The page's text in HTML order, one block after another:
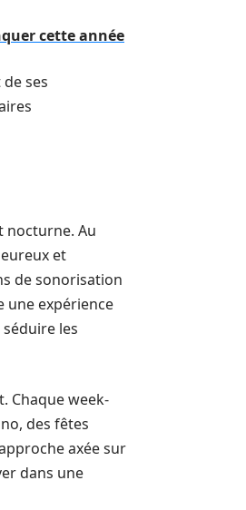
cette année
ses
nocturne. Au
et
de sonorisation
une expérience
les
Chaque week-
des fêtes
axée sur
dans une